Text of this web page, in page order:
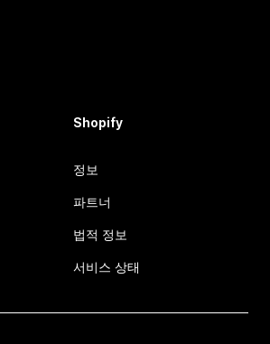
Shopify
정보
파트너
법적 정보
서비스 상태